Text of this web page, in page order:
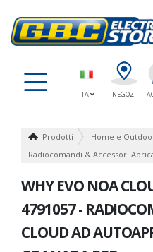
ITA NEGOZI
Prodotti
Home e
Radiocomandi & Accessori
WHY EVO NOA
4791057 -
CLOUD AD